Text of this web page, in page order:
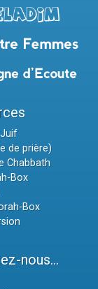
de prière)
Chabbath
Box
Box
nous...